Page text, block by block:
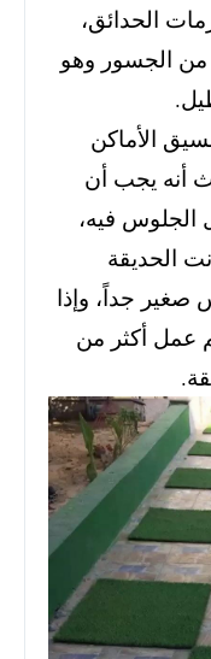
الحدائق،
من الجسور وهو
الأماكن
أنه يجب أن
الجلوس فيه،
الحديقة
جداً، وإذا
عمل أكثر من